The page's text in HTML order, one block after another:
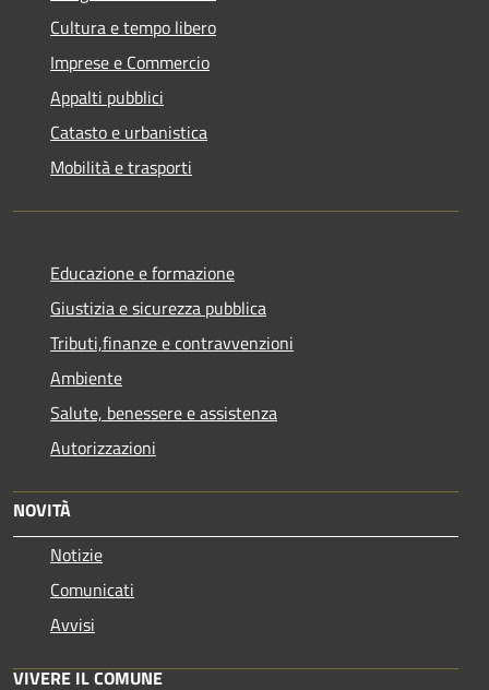
Cultura e tempo libero
Imprese e Commercio
Appalti pubblici
Catasto e urbanistica
Mobilità e trasporti
Educazione e formazione
Giustizia e sicurezza pubblica
Tributi,finanze e contravvenzioni
Ambiente
Salute, benessere e assistenza
Autorizzazioni
NOVITÀ
Notizie
Comunicati
Avvisi
VIVERE IL COMUNE